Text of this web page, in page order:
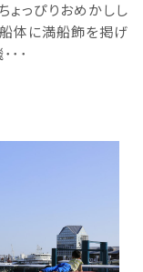
っぴりおめかしし
船体に満船飾を掲げ
･･